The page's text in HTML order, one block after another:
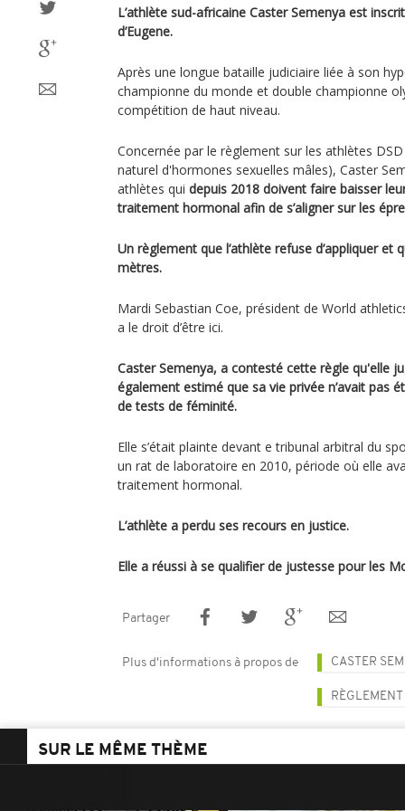
L’athlète sud-africaine Caster Semenya est
d’Eugene.
Après une longue bataille judiciaire liée à son
championne du monde et double championne
compétition de haut niveau.
Concernée par le règlement sur les athlètes
naturel d'hormones sexuelles mâles), Caster
athlètes qui depuis 2018 doivent faire baisser
traitement hormonal afin de s’aligner sur les
Un règlement que l’athlète refuse d’appliquer et
mètres.
Mardi Sebastian Coe, président de World
a le droit d’être ici.
Caster Semenya, a contesté cette règle qu'elle
également estimé que sa vie privée n’avait pas
de tests de féminité.
Elle s’était plainte devant e tribunal arbitral du
un rat de laboratoire en 2010, période où elle
traitement hormonal.
L’athlète a perdu ses recours en justice.
Elle a réussi à se qualifier de justesse pour les
Partager
Plus d'informations à propos de CASTER
RÈGLEMENT
SUR LE MÊME THÈME